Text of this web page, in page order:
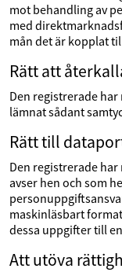
mot behandling av
med
mån det är kopplat
Rätt att
Den registrerade
lämnat sådant
Rätt till
Den registrerade
avser hen och som
maskinläsbart
dessa uppgifter till
Att utöva